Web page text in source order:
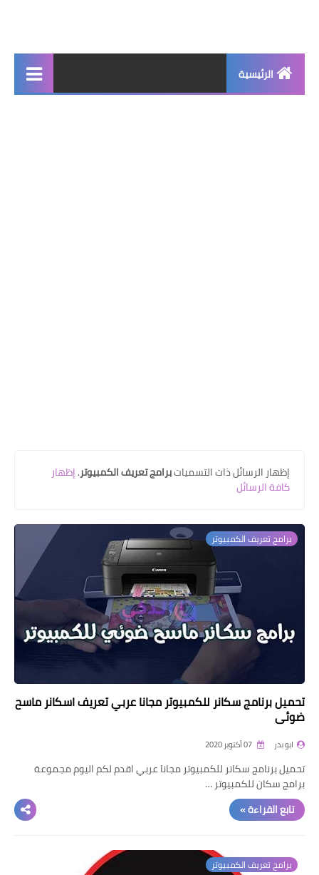
الرئيسية
‏إظهار الرسائل ذات التسمياتبرامج تعريف الكمبيوتر.إظهار
كافة الرسائل
برامج تعريف الكمبيوتر
تحميل برنامج سكانر للكمبيوتر مجانا عربي تعريف اسكانر ماسح
ضوئي
ابو بدر
تحميل برنامج سكانر للكمبيوتر مجانا عربي اقدم لكم اليوم مجموعة
برامج سكان للكمبيوتر …
تابع القراءة »
برامج تعريف الكمبيوتر